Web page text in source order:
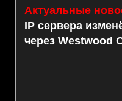
Актуальные
IP сервера
через Westwood